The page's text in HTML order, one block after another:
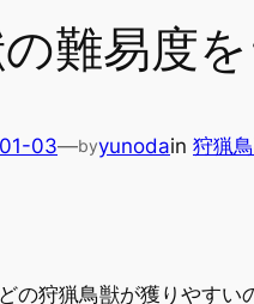
難易度
03—byyunodain 狩猟
の狩猟鳥獣が獲りやす